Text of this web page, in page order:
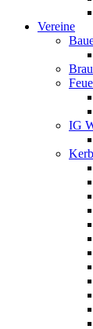
Vereine
IG